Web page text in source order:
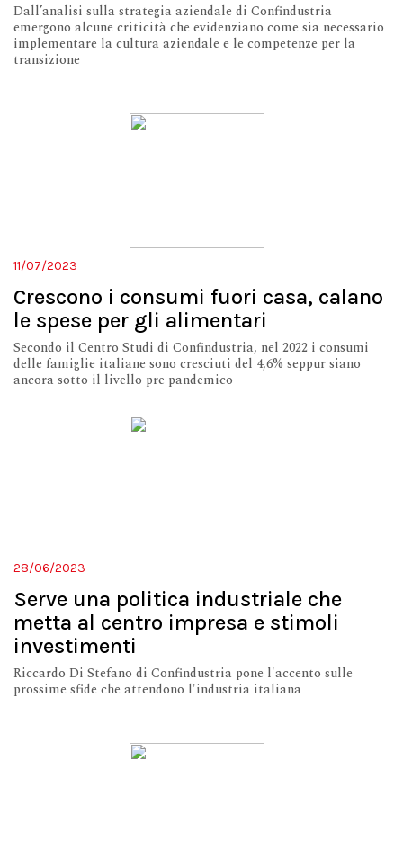
Dall’analisi sulla strategia aziendale di Confindustria
emergono alcune criticità che evidenziano come sia necessario
implementare la cultura aziendale e le competenze per la
transizione
11/07/2023
Crescono i consumi fuori casa, calano
le spese per gli alimentari
Secondo il Centro Studi di Confindustria, nel 2022 i consumi
delle famiglie italiane sono cresciuti del 4,6% seppur siano
ancora sotto il livello pre pandemico
28/06/2023
Serve una politica industriale che
metta al centro impresa e stimoli
investimenti
Riccardo Di Stefano di Confindustria pone l'accento sulle
prossime sfide che attendono l'industria italiana